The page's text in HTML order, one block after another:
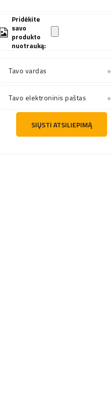
Pridėkite
savo
produkto
nuotrauką:
Tavo vardas
Tavo elektroninis paštas
SIŲSTI ATSILIEPIMĄ